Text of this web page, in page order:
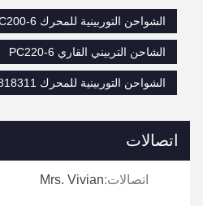
الشواحن التوربينية للمحرك PC200-6
الشاحن التربيني القاري PC220-6
الشواحن التوربينية للمحرك 6209818311
اتصالات
اتصالات:Mrs. Vivian